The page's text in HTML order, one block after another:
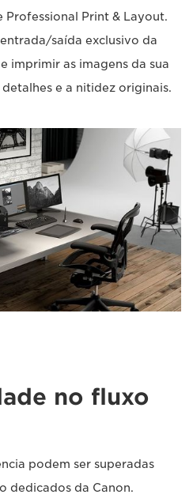
Professional Print & Layout.
saída exclusivo da
imprimir as imagens da sua
e a nitidez originais.
no fluxo
podem ser superadas
dedicados da Canon.